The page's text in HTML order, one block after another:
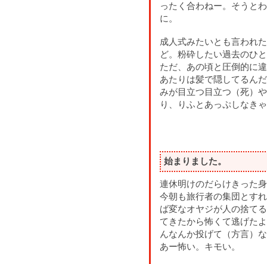
ったく合わねー。そうと
に。
成人式みたいとも言われ
ど。粉砕したい過去のひ
ただ、あの頃と圧倒的に
あたりは髪で隠してるん
みが目立つ目立つ（死）
り、りふとあっぷしなき
始まりました。
連休明けのだらけきった
今朝も旅行者の集団とす
ば変なオヤジが人の捨て
てきたから怖くて逃げた
んなんか投げて（方言）
あー怖い。キモい。